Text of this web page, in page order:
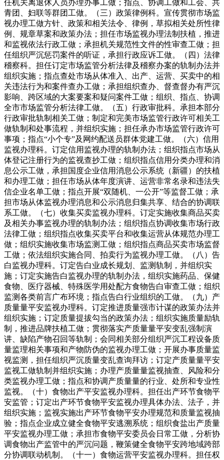
任机关离退休人员办理办事工做；指点、协调工做和工会、共
青团、妇联等群团工做。（三）政策律例科。宣传贯彻市场监
视办理工做方针、政策和相关法令、律例，草拟相关处所性律
例、规章草案和政策办法；担任市场监视办理法制扶植，推进
和监视依法行政工做；承担机关规范性文件的性审查工做；担
任组织严沉惩罚案件的听证，承担行政应诉工做。（四）法律
稽察科。担任订定市场监管分析法律及稽察办案的轨制办法并
组织实施；指点查处市场从体准入、出产、运营、买卖中的相
关违法行为和案件查办工做；承担组织查办、督查督办有严沉
影响、跨区域的大案要案和疑问案件工做；组织、指点、协调
全市市场监管分析法律工做。（五）行政审批科。承担本部分
行政审批轨制相关工做；制定和完美市场监管行政许可相关工
做轨制和处事流程，并组织实施；担任承办市场监管行政许可
事项；指点“小个专”及网约配送员群体党建工做。（六）信用
监视办理科。订定信用监视办理的轨制办法；组织指点市场从
体登记注册行为的监视查抄工做；组织指点信用分类办理和消
息公示工做，承担国度企业信用消息公示系统（新疆）的扶植
和办理工做；担任市场从体年度演讲、运营非常名录和违法失
信企业名单工做；指点开展“双随机、一公开”等监督工做；承
担市场从体监视办理消息和公示消息归集共享、结合的协调联
系工做。（七）收集买卖监视办理科。订定实施收集商品买卖
及相关办事监视办理的轨制办法；组织指点协调收集市场行政
法律工做；组织指点收集买卖平台和收集运营从体规范办理工
做；组织实施收集市场监测工做；组织指点商品买卖市场监督
工做；依法组织实施合同、拍卖行为监视办理工做。（八）告
白监视办理科。订定告白业成长规划、监测轨制，并组织实
施；订定实施告白监视办理的轨制办法，组织实施药品、保健
食物、医疗器械、特殊医学用处配方食物告白审查工做；组织
监测各类前言广布环境；指点告白行业组织的工做。（九）产
质量量平安监视办理科。订定推进质量强市计谋的政策办法并
组织实施；订定质量提拔勾当的政策办法；组织实施质量励轨
制，推进品牌扶植工做；贯彻落实产质量量平安变乱强制演
讲、缺陷产物召回等轨制；会同相关部分组织严沉工程设备质
量监理相关事项和产物防伪的监视办理工做；开展办事质量监
视监测，担任组织严沉质量变乱查询拜访；订定产质量量平安
监视工做轨制并组织实施；办理产质量量监视抽查、风险和分
类监视办理工做；指点和协调产质量量的行业、处所和专业性
监视。（十）食物出产平安监视办理科。担任出产环节食物平
安监管；订定出产环节食物平安监视办理具体办法、法子，并
组织实施；监视实施出产环节食物平安办理规范和质量监视抽
验；指点企业成立健全食物平安逃溯系统；组织食盐出产质量
平安监视办理工做；承担市食物平安委员会日常工做，分析协
调食物出产监管中的严沉问题，鞭策健全食物平安跨地域跨部
分协调联动机制。（十一）食物运营平安监视办理科。担任权